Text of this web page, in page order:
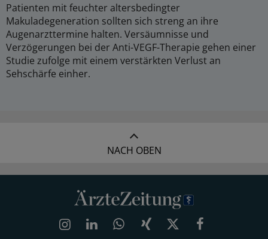
Patienten mit feuchter altersbedingter
Makuladegeneration sollten sich streng an ihre
Augenarzttermine halten. Versäumnisse und
Verzögerungen bei der Anti-VEGF-Therapie gehen einer
Studie zufolge mit einem verstärkten Verlust an
Sehschärfe einher.
NACH OBEN